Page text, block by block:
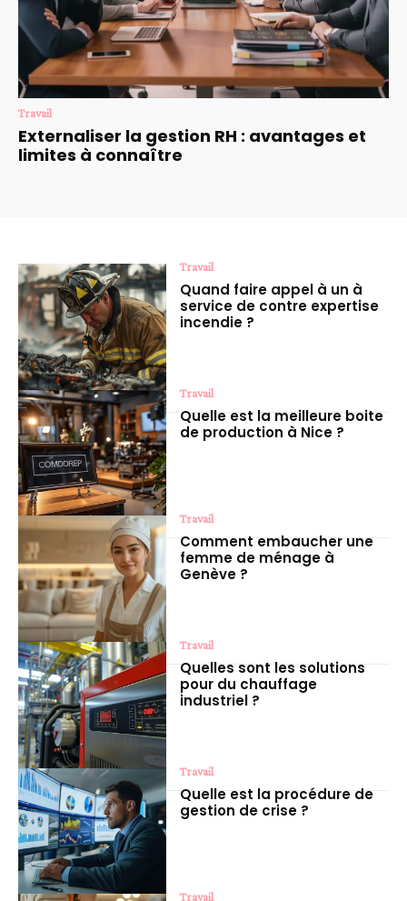
Travail
Externaliser la gestion RH : avantages et
limites à connaître
Travail
Quand faire appel à un à
service de contre expertise
incendie ?
Travail
Quelle est la meilleure boite
de production à Nice ?
Travail
Comment embaucher une
femme de ménage à
Genève ?
Travail
Quelles sont les solutions
pour du chauffage
industriel ?
Travail
Quelle est la procédure de
gestion de crise ?
Travail